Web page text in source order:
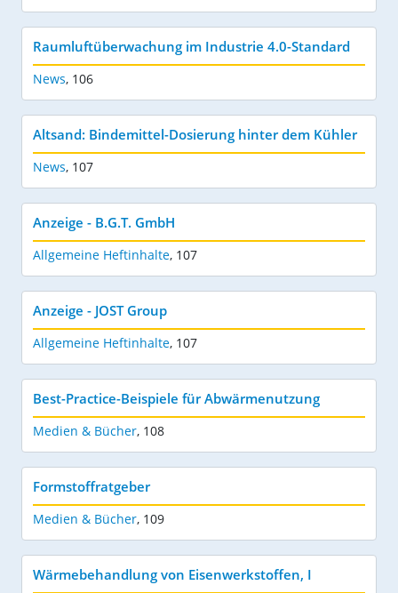
Raumluftüberwachung im Industrie 4.0-Standard
News, 106
Altsand: Bindemittel-Dosierung hinter dem Kühler
News, 107
Anzeige - B.G.T. GmbH
Allgemeine Heftinhalte, 107
Anzeige - JOST Group
Allgemeine Heftinhalte, 107
Best-Practice-Beispiele für Abwärmenutzung
Medien & Bücher, 108
Formstoffratgeber
Medien & Bücher, 109
Wärmebehandlung von Eisenwerkstoffen, I